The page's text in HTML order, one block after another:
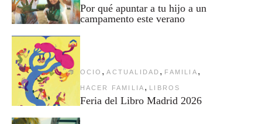
Por qué apuntar a tu hijo a un
campamento este verano
OCIO , ACTUALIDAD , FAMILIA ,
HACER FAMILIA , LIBROS
Feria del Libro Madrid 2026